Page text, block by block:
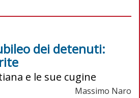
dei detenuti:
e le sue cugine
Massimo Naro